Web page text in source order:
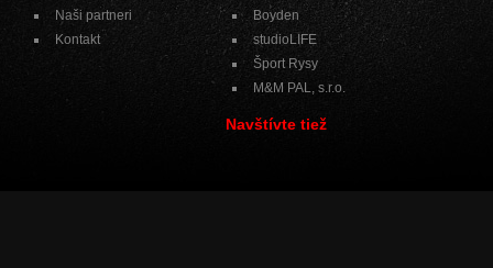
Naši partneri
Kontakt
Boyden
studioLIFE
Šport Rysy
M&M PAL, s.r.o.
Navštívte tiež